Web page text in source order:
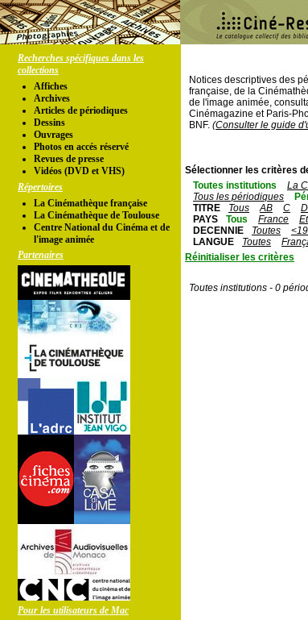
Recherches spécifiques dans les
collections
Affiches
Archives
Articles de périodiques
Dessins
Ouvrages
Photos en accés réservé
Revues de presse
Vidéos (DVD et VHS)
Répertoires
La Cinémathèque française
La Cinémathèque de Toulouse
Centre National du Cinéma et de
l'image animée
Partenaires
Pour les utilisateurs de Mac
Notices descriptives des
française, de la
de l'image animée,
Cinémagazine et Paris-
BNF. (Consulter le guide
Sélectionner les critères
Toutes institutions
La
Tous les périodiques
TITRE
Tous AB C
PAYS
Tous France
DECENNIE
Toutes
LANGUE
Toutes
Réinitialiser les critères
Toutes institutions - 0